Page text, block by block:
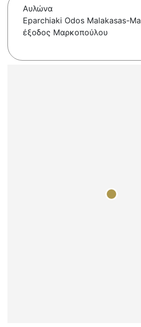
Αυλώνα
Eparchiaki Odos Malakasas-
έξοδος Μαρκοπούλου